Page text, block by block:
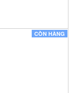
CÒN HÀNG